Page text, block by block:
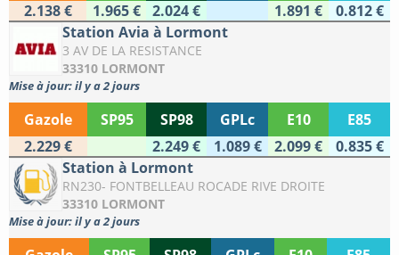
2.138 €
1.965 € 2.024 € 1.891 €
0.812 €
Station Avia à Lormont
3 AV DE LA RESISTANCE
33310 LORMONT
Mise à jour: il y a 2 jours
Gazole SP95 SP98 GPLc E10
E85
2.229 €
2.249 € 1.089 € 2.099 €
0.835 €
Station à Lormont
RN230- FONTBELLEAU ROCADE RIVE DROITE
33310 LORMONT
Mise à jour: il y a 2 jours